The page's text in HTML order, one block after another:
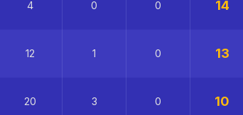
4 0 0 14
12 1 0 13
20 3 0 10